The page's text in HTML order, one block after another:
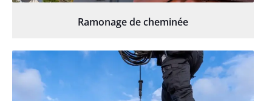
Ramonage de cheminée